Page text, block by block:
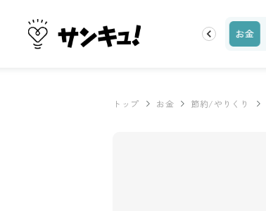
レシピ 話題 トップ 新着 ランキング お金
トップ お金 節約/やりくり